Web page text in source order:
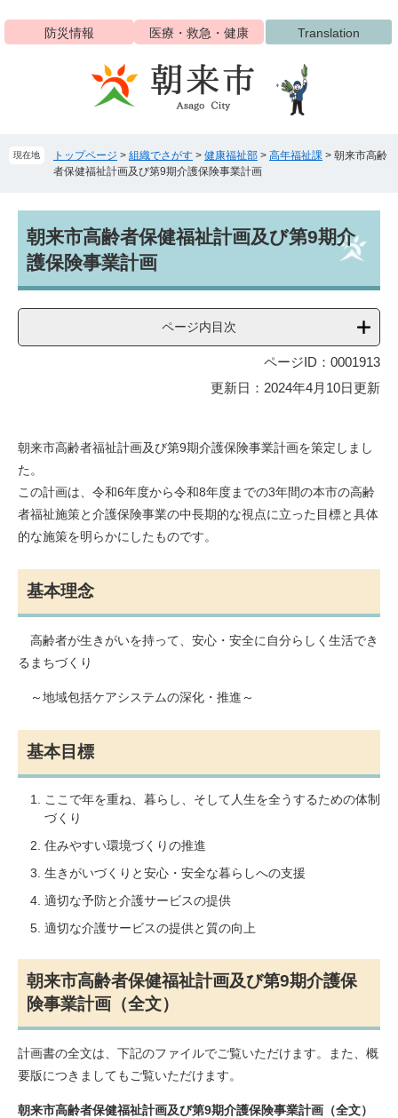
ジ
ュ
防災情報 医療・救急・健康 Translation
現在地 トップページ > 組織でさがす > 健康福祉部 > 高年福祉課 > 朝来市高齢
者保健福祉計画及び第9期介護保険事業計画
文朝来市高齢者保健福祉計画及び第9期介
護保険事業計画
ページ内目次
ページID：0001913
更新日：2024年4月10日更新
朝来市高齢者福祉計画及び第9期介護保険事業計画を策定しまし
た。
この計画は、令和6年度から令和8年度までの3年間の本市の高齢
者福祉施策と介護保険事業の中長期的な視点に立った目標と具体
的な施策を明らかにしたものです。
基本理念
高齢者が生きがいを持って、安心・安全に自分らしく生活でき
るまちづくり
～地域包括ケアシステムの深化・推進～
基本目標
ここで年を重ね、暮らし、そして人生を全うするための体制
づくり
住みやすい環境づくりの推進
生きがいづくりと安心・安全な暮らしへの支援
適切な予防と介護サービスの提供
適切な介護サービスの提供と質の向上
朝来市高齢者保健福祉計画及び第9期介護保
険事業計画（全文）
計画書の全文は、下記のファイルでご覧いただけます。また、概
要版につきましてもご覧いただけます。
朝来市高齢者保健福祉計画及び第9期介護保険事業計画（全文）